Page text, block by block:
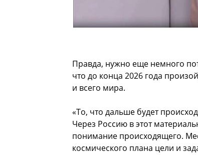
Правда, нужно еще немного
что до конца 2026 года
и всего мира.
«То, что дальше будет
Через Россию в этот
понимание происходящего.
космического плана цели и